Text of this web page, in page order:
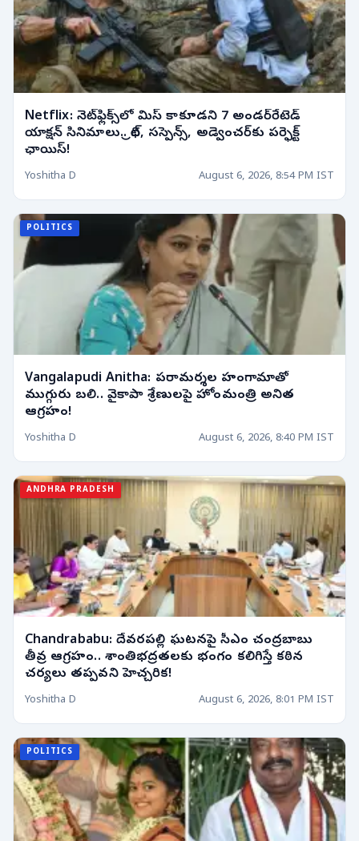
Netflix: నెట్‌ఫ్లిక్స్‌లో మిస్ కాకూడని 7 అండర్‌రేటెడ్
యాక్షన్ సినిమాలు.. థ్రిల్, సస్పెన్స్, అడ్వెంచర్‌కు పర్ఫెక్ట్
ఛాయిస్!
Yoshitha D August 6, 2026, 8:54 PM IST
POLITICS
Vangalapudi Anitha: పరామర్శల హంగామాతో
ముగ్గురు బలి.. వైకాపా శ్రేణులపై హోంమంత్రి అనిత
ఆగ్రహం!
Yoshitha D August 6, 2026, 8:40 PM IST
ANDHRA PRADESH
Chandrababu: దేవరపల్లి ఘటనపై సీఎం చంద్రబాబు
తీవ్ర ఆగ్రహం.. శాంతిభద్రతలకు భంగం కలిగిస్తే కఠిన
చర్యలు తప్పవని హెచ్చరిక!
Yoshitha D August 6, 2026, 8:01 PM IST
POLITICS